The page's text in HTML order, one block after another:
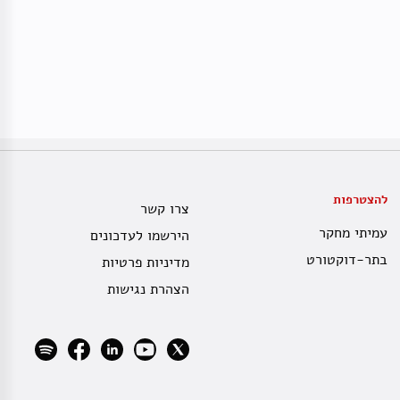
להצטרפות
עמיתי מחקר
בתר-דוקטורט
צרו קשר
הירשמו לעדכונים
מדיניות פרטיות
הצהרת נגישות